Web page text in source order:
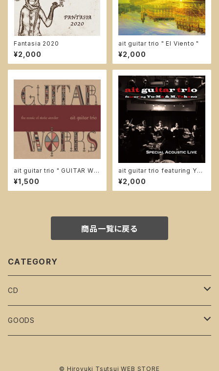
Fantasia 2020
¥2,000
ait guitar trio " El Viento "
¥2,000
ait guitar trio " GUITAR WO
RKS " -the music of stevie
wonder-
¥1,500
ait guitar trio featuring Yu-
Ma & M.Takano " SPECIAL
ACOUSTIC LIVE "
¥2,000
商品一覧に戻る
CATEGORY
CD
Hiroyuki Tsutsui
GOODS
© Hiroyuki Tsutsui WEB STORE